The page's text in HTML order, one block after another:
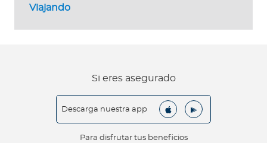
Viajando
Si eres asegurado
Descarga nuestra app
Para disfrutar tus beneficios